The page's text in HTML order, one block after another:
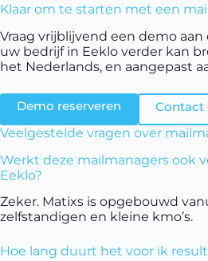
Klaar om te starten met een
Vraag vrijblijvend een demo
uw bedrijf in Eeklo verder kan
het Nederlands, en aangepast
Demo reserveren
Contact
Veelgestelde vragen over
Werkt deze mailmanagers ook
Eeklo?
Zeker. Matixs is opgebouwd
zelfstandigen en kleine kmo’s.
Hoe lang duurt het voor ik